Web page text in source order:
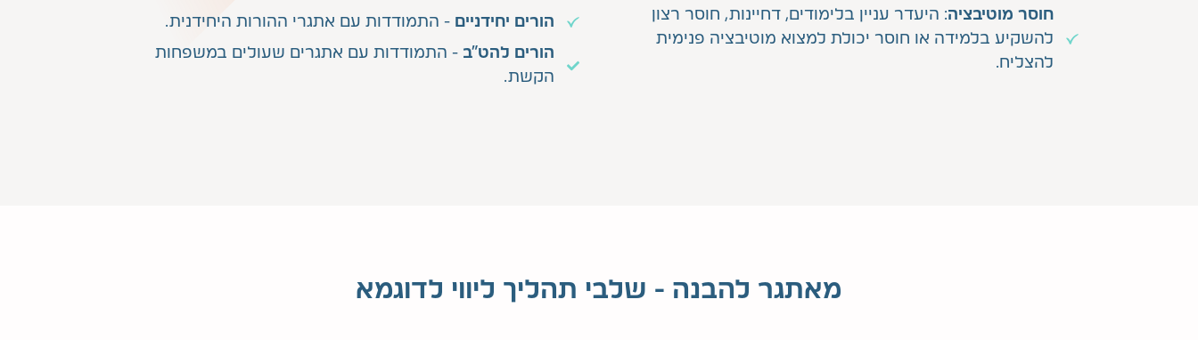
חוסר מוטיבציה: היעדר עניין בלימודים, דחיינות, חוסר רצון
להשקיע בלמידה או חוסר יכולת למצוא מוטיבציה פנימית
להצליח.
הורים יחידניים - התמודדות עם אתגרי ההורות היחידנית.
הורים להט"ב- התמודדות עם אתגרים שעולים במשפחות
הקשת.
מאתגר להבנה - שלבי תהליך ליווי לדוגמא